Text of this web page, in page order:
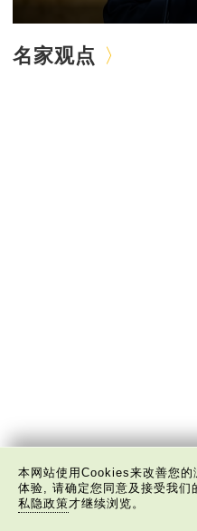
名家观点
李焯芬
本网站使用Cookies来改善您的
体验, 请确定您同意及接受我们
私隐政策才继续浏览。